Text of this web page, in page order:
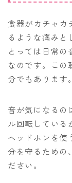
食器がカチャカ
るような痛みと
とっては日常の
なのです。この
分でもあります。
音が気になるの
ル回転している
ヘッドホンを使
分を守るための
ださい。